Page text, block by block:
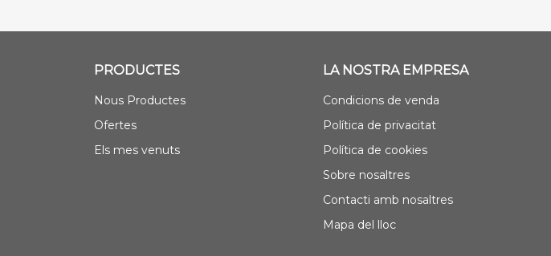
PRODUCTES
Nous Productes
Ofertes
Els mes venuts
LA NOSTRA EMPRESA
Condicions de venda
Política de privacitat
Política de cookies
Sobre nosaltres
Contacti amb nosaltres
Mapa del lloc